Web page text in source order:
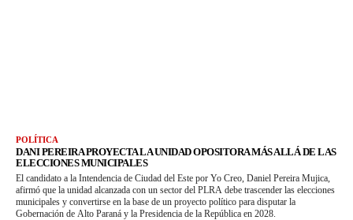
POLÍTICA
DANI PEREIRA PROYECTA LA UNIDAD OPOSITORA MÁS ALLÁ DE LAS
ELECCIONES MUNICIPALES
El candidato a la Intendencia de Ciudad del Este por Yo Creo, Daniel Pereira Mujica,
afirmó que la unidad alcanzada con un sector del PLRA debe trascender las elecciones
municipales y convertirse en la base de un proyecto político para disputar la
Gobernación de Alto Paraná y la Presidencia de la República en 2028.